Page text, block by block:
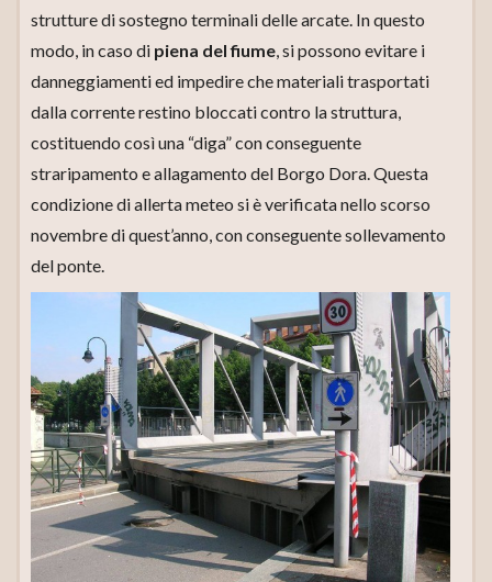
strutture di sostegno terminali delle arcate. In questo
modo, in caso di piena del fiume , si possono evitare i
danneggiamenti ed impedire che materiali trasportati
dalla corrente restino bloccati contro la struttura,
costituendo così una “diga” con conseguente
straripamento e allagamento del Borgo Dora. Questa
condizione di allerta meteo si è verificata nello scorso
novembre di quest’anno, con conseguente sollevamento
del ponte.